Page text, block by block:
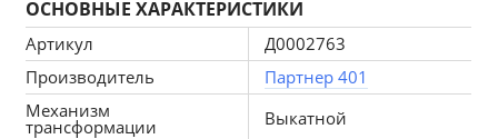
мягкостью и высоким уровнем комфорта. Диван
раскладывается без особых усилий и приобретает
полноценное спальное место.
ОСНОВНЫЕ ХАРАКТЕРИСТИКИ
Артикул
Д0002763
Производитель
Партнер 401
Механизм
трансформации
Выкатной